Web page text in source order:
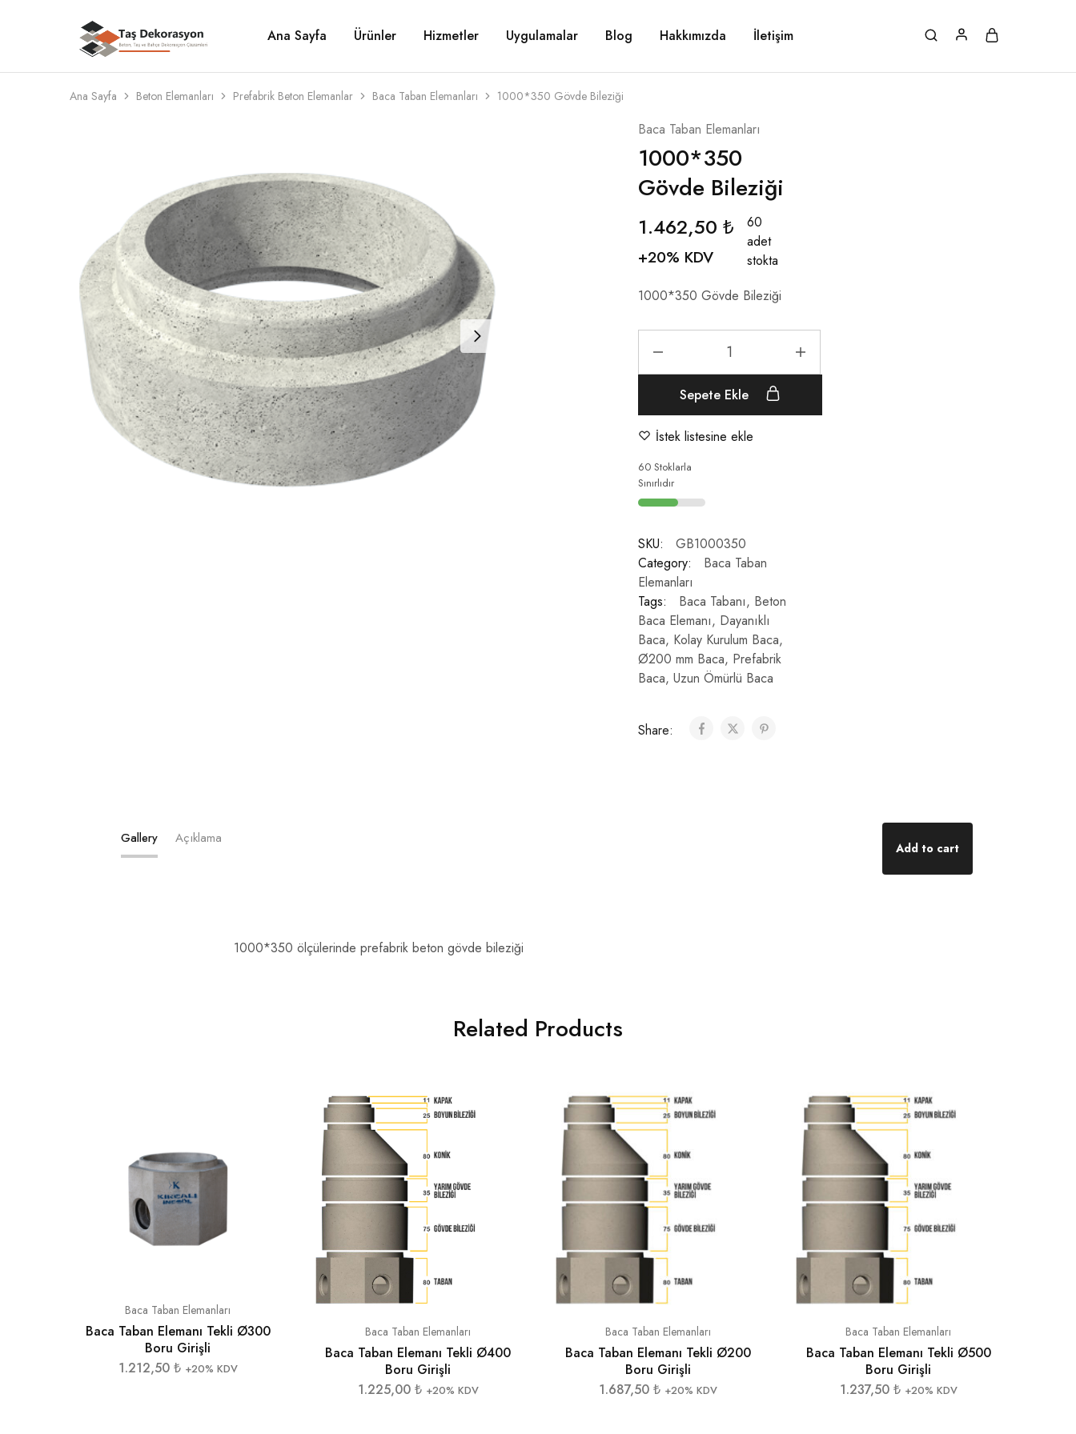
Taş
Dekorasyon
Beton,
Taş
Bahçe
Dekorasyon
Çözümleri
Ana Sayfa Ürünler Hizmetler Uygulamalar Blog Hakkımızda İletişim
Ana Sayfa Beton Elemanları Prefabrik Beton Elemanlar Baca Taban Elemanları 1000*350 Gövde Bileziği
Baca Taban Elemanları
1000*350
Gövde Bileziği
1.462,50 ₺
+20% KDV
60
adet
stokta
1000*350 Gövde Bileziği
Sepete Ekle
İstek listesine ekle
60 Stoklarla
Sınırlıdır
SKU:
GB1000350
Category:
Baca Taban
Elemanları
Tags:
Baca Tabanı, Beton
Baca Elemanı, Dayanıklı
Baca, Kolay Kurulum Baca,
Ø200 mm Baca, Prefabrik
Baca, Uzun Ömürlü Baca
Share:
Gallery Açıklama
Add to cart
1000*350 ölçülerinde prefabrik beton gövde bileziği
Related Products
Baca Taban Elemanları
Baca Taban Elemanı Tekli Ø300
Boru Girişli
1.212,50 ₺ +20% KDV
Baca Taban Elemanları
Baca Taban Elemanı Tekli Ø400
Boru Girişli
1.225,00 ₺ +20% KDV
Baca Taban Elemanları
Baca Taban Elemanı Tekli Ø200
Boru Girişli
1.687,50 ₺ +20% KDV
Baca Taban Elemanları
Baca Taban Elemanı Tekli Ø500
Boru Girişli
1.237,50 ₺ +20% KDV